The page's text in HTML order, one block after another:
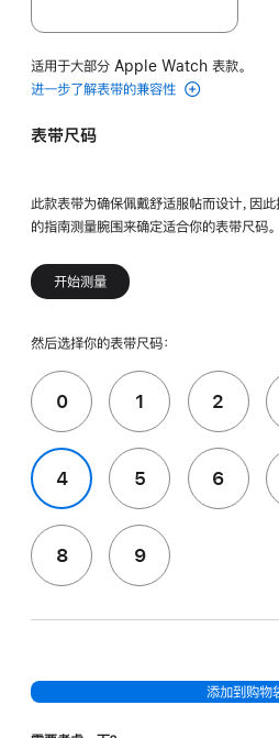
适用于大部分 Apple Watch 表款。
进一步了解表带的兼容性
表带尺码
此款表带为确保佩戴舒适服帖而设计，因
的指南测量腕围来确定适合你的表带尺码。
开始测量
然后选择你的表带尺码：
0 1 2
4 5 6
8 9
添加到购物